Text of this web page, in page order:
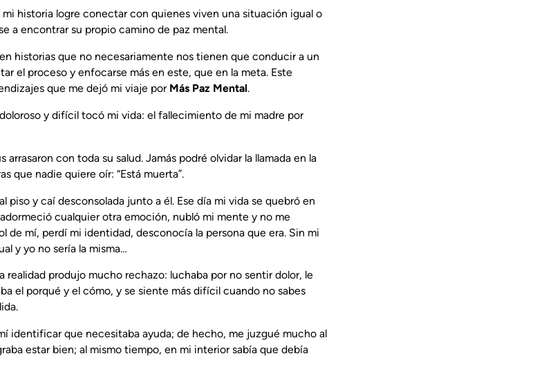
mi historia logre conectar con quienes viven una situación igual o
a encontrar su propio camino de paz mental.
historias que no necesariamente nos tienen que conducir a un
el proceso y enfocarse más en este, que en la meta. Este
que me dejó mi viaje por Más Paz Mental.
y difícil tocó mi vida: el fallecimiento de mi madre por
arrasaron con toda su salud. Jamás podré olvidar la llamada en la
que nadie quiere oír: “Está muerta”.
piso y caí desconsolada junto a él. Ese día mi vida se quebró en
cualquier otra emoción, nubló mi mente y no me
de mí, perdí mi identidad, desconocía la persona que era. Sin mi
y yo no sería la misma…
produjo mucho rechazo: luchaba por no sentir dolor, le
el porqué y el cómo, y se siente más difícil cuando no sabes
identificar que necesitaba ayuda; de hecho, me juzgué mucho al
estar bien; al mismo tiempo, en mi interior sabía que debía